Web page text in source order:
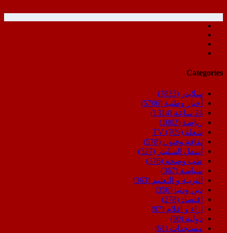
Categories
سلايدر (7833)
أخبار وطنية (5706)
24 ساعة
(1314)
رياضة (1002)
شعلة TV (709)
ثقافة وفنون (578)
أسفل السليدر (527)
طب وصحة (376)
سياسة (367)
التربية و التعليم (363)
دين ودنيا (356)
اقتصاد (278)
اراء و اقلام (97)
دولية (90)
مستجدات (61)